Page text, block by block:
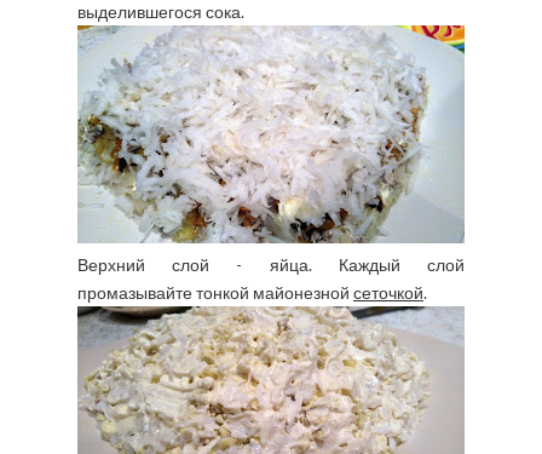
выделившегося сока.
Верхний слой - яйца. Каждый слой
промазывайте тонкой майонезной сеточкой.